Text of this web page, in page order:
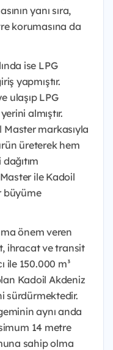
yanı sıra,
korumasına da
ise LPG
yapmıştır.
ulaşıp LPG
almıştır.
markasıyla
üreterek hem
ile Kadoil
büyüme
önem veren
ihracat ve transit
ile 150.000 m³
Kadoil Akdeniz
sürdürmektedir.
aynı anda
14 metre
sahip olma